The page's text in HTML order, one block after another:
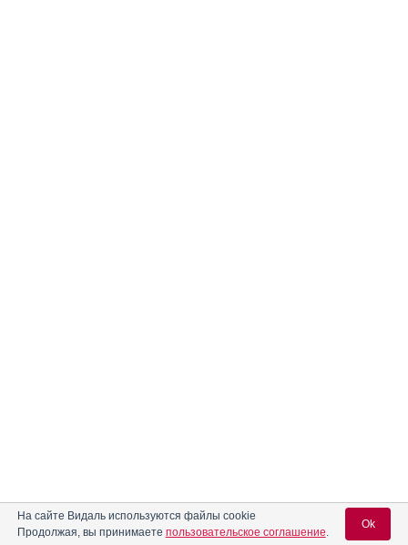
На сайте Видаль используются файлы cookie
Продолжая, вы принимаете пользовательское соглашение.
Ok